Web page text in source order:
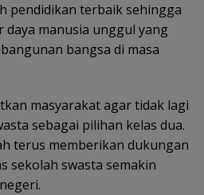
pendidikan terbaik sehingga
daya manusia unggul yang
bangsa di masa
masyarakat agar tidak lagi
sebagai pilihan kelas dua.
terus memberikan dukungan
sekolah swasta semakin